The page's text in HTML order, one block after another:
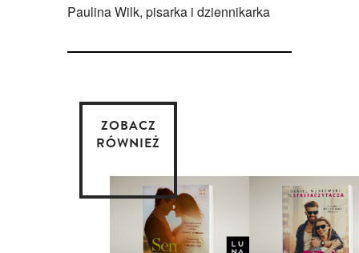
Paulina Wilk, pisarka i dziennikarka
ZOBACZ
RÓWNIEŻ